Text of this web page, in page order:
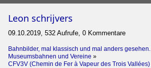
Leon schrijvers
09.10.2019, 532 Aufrufe, 0 Kommentare
Bahnbilder, mal klassisch und mal anders gesehen.
Museumsbahnen und Vereine »
CFV3V (Chemin de Fer à Vapeur des Trois Vallées)